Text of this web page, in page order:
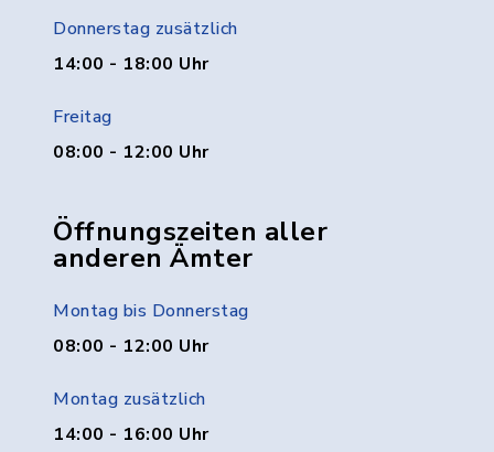
Donnerstag zusätzlich
14:00 - 18:00 Uhr
Freitag
08:00 - 12:00 Uhr
Öffnungszeiten aller
anderen Ämter
Montag bis Donnerstag
08:00 - 12:00 Uhr
Montag zusätzlich
14:00 - 16:00 Uhr